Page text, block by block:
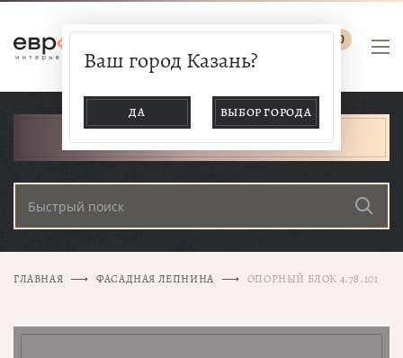
0
Ваш город Казань?
ДА ВЫБОР ГОРОДА
ГЛАВНАЯ ФАСАДНАЯ ЛЕПНИНА ОПОРНЫЙ БЛОК 4.78.101